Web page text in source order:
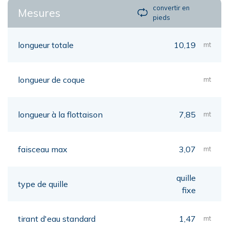
Mesures
convertir en
pieds
longueur totale 10,19 mt
longueur de coque mt
longueur à la flottaison 7,85 mt
faisceau max 3,07 mt
type de quille
quille
fixe
tirant d'eau standard 1,47 mt